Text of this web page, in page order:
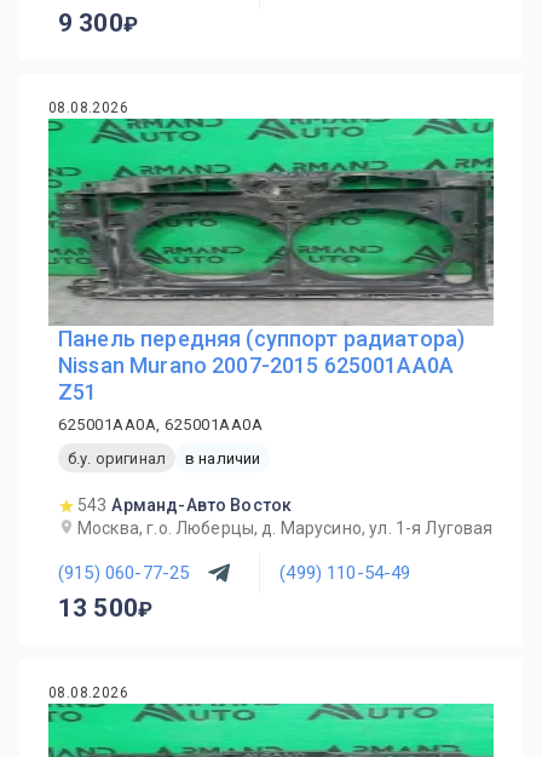
9 300
08.08.2026
Панель передняя (суппорт радиатора)
Nissan Murano 2007-2015 625001AA0A
Z51
625001AA0A, 625001AA0A
б.у. оригинал
в наличии
543 Арманд-Авто Восток
Москва, г.о. Люберцы, д. Марусино, ул. 1-я Луговая
(915) 060-77-25 (499) 110-54-49
13 500
08.08.2026